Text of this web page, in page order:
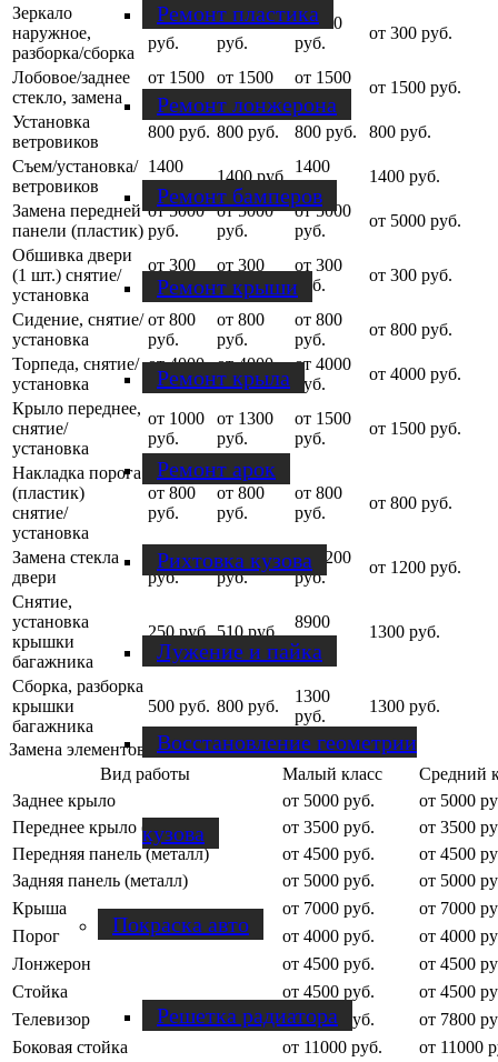
Ремонт пластика
Ремонт лонжерона
Ремонт бамперов
Ремонт крыши
Ремонт крыла
Ремонт арок
Рихтовка кузова
Лужение и пайка
Восстановление геометрии
кузова
Покраска авто
Решетка радиатора
Зеркало
наружное,
разборка/сборка
от 250
руб.
от 300
руб.
от 300
руб.
от 300 руб.
Лобовое/заднее
стекло, замена
от 1500
руб.
от 1500
от 1500
от 1500 руб.
Установка
ветровиков
800 руб. 800 руб. 800 руб.
800 руб.
Съем/установка/
ветровиков
1400
руб.
1400 руб.
1400
руб.
1400 руб.
Замена передней
панели (пластик)
от 5000
руб.
от 5000
руб.
от 5000
руб.
от 5000 руб.
Обшивка двери
(1 шт.) снятие/
установка
от 300
руб.
от 300
руб.
от 300
руб.
от 300 руб.
Сидение, снятие/
установка
от 800
руб.
от 800
руб.
от 800
руб.
от 800 руб.
Торпеда, снятие/
установка
от 4000
руб.
от 4000
руб.
от 4000
руб.
от 4000 руб.
Крыло переднее,
снятие/
установка
от 1000
руб.
от 1300
руб.
от 1500
руб.
от 1500 руб.
Накладка порога
(пластик)
снятие/
установка
от 800
руб.
от 800
руб.
от 800
руб.
от 800 руб.
Замена стекла
двери
от 1200
руб.
от 1200
руб.
от 1200
руб.
от 1200 руб.
Снятие,
установка
крышки
багажника
250 руб. 510 руб.
8900
руб.
1300 руб.
Сборка, разборка
крышки
багажника
500 руб. 800 руб.
1300
руб.
1300 руб.
Замена элементов
Вид работы
Малый класс
Средний
Заднее крыло
от 5000 руб.
от 5000
Переднее крыло (сварное)
от 3500 руб.
от 3500
Передняя панель (металл)
от 4500 руб.
от 4500
Задняя панель (металл)
от 5000 руб.
от 5000
Крыша
от 7000 руб.
от 7000
Порог
от 4000 руб.
от 4000
Лонжерон
от 4500 руб.
от 4500
Стойка
от 4500 руб.
от 4500
Телевизор
от 7800 руб.
от 7800
Боковая стойка
от 11000 руб.
от 11000